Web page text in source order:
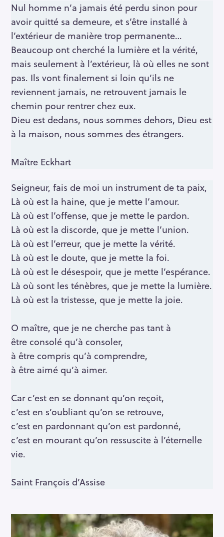
Nul homme n’a jamais été perdu sinon pour
avoir quitté sa demeure, et s’être installé à
l’extérieur de manière trop permanente…
Beaucoup ont cherché la lumière et la vérité,
mais seulement à l’extérieur, là où elles ne sont
pas. Ils vont finalement si loin qu’ils ne
reviennent jamais, ne retrouvent jamais le
chemin pour rentrer chez eux.
Dieu est dedans, nous sommes dehors, Dieu est
à la maison, nous sommes des étrangers.
Maître Eckhart
Seigneur, fais de moi un instrument de ta paix,
Là où est la haine, que je mette l’amour.
Là où est l’offense, que je mette le pardon.
Là où est la discorde, que je mette l’union.
Là où est l’erreur, que je mette la vérité.
Là où est le doute, que je mette la foi.
Là où est le désespoir, que je mette l’espérance.
Là où sont les ténèbres, que je mette la lumière.
Là où est la tristesse, que je mette la joie.
O maître, que je ne cherche pas tant à
être consolé qu’à consoler,
à être compris qu’à comprendre,
à être aimé qu’à aimer.
Car c’est en se donnant qu’on reçoit,
c’est en s’oubliant qu’on se retrouve,
c’est en pardonnant qu’on est pardonné,
c’est en mourant qu’on ressuscite à l’éternelle
vie.
Saint François d’Assise